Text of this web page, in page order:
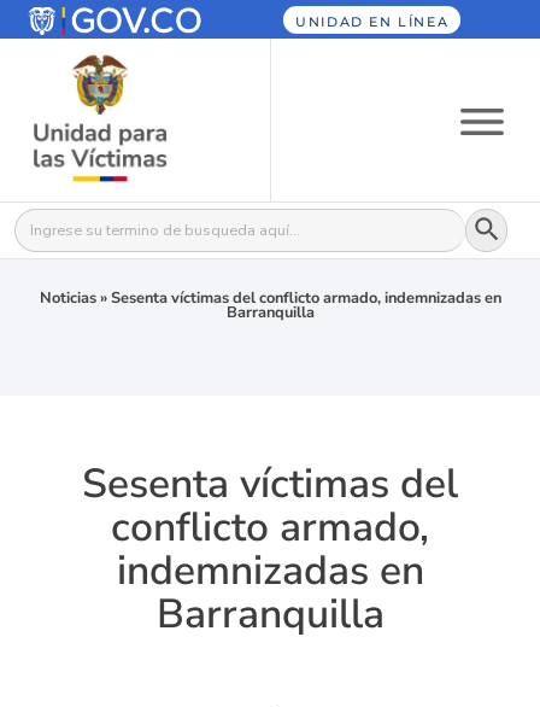
UNIDAD EN LÍNEA
Buscar: Botón
Noticias»Sesenta víctimas del conflicto armado, indemnizadas en
Barranquilla
Sesenta víctimas del
conflicto armado,
indemnizadas en
Barranquilla